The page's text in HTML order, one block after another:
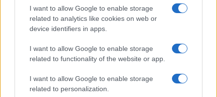
I want to allow Google to enable storage
related to analytics like cookies on web or
device identifiers in apps.
I want to allow Google to enable storage
related to functionality of the website or app.
I want to allow Google to enable storage
related to personalization.
επιτήδειου Ανδρουλάκη, αν ήταν συγκαιρινός
Σε ό,τι με αφορά, μου αρκεί το γεγονός ότι οι
πολίτες αναγνωρίζουν στο πρόσωπό μου τον
τον Συνήγορο του Πολίτη, που ίδρυσε την